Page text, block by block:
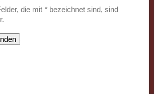
die mit * bezeichnet sind, sind